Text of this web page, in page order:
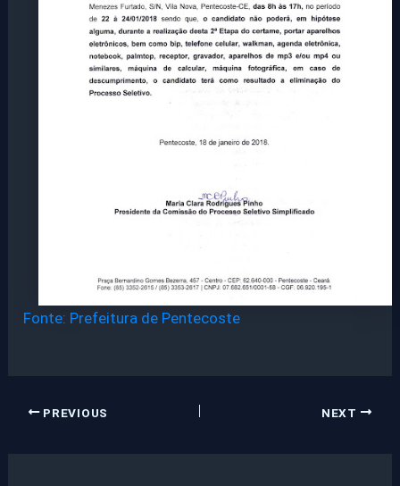
Fonte: Prefeitura de Pentecoste
PREVIOUS NEXT